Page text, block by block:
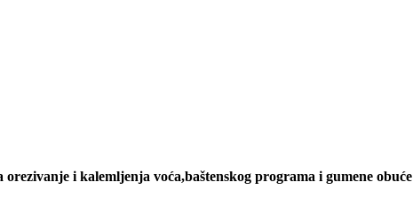
i kalemljenja voća,baštenskog programa i gumene obuće